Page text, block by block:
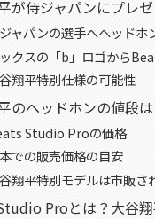
が侍ジャパンにプレ
ャパンの選手へヘッドホ
クスの「b」ロゴから
翔平特別仕様の可能性
のヘッドホンの値段
Studio Proの価格
での販売価格の目安
翔平特別モデルは市販さ
Proとは？大谷